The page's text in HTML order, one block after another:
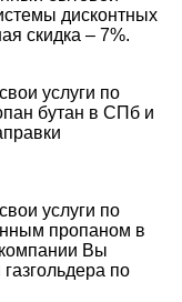
дисконтных
скидка – 7%.
услуги по
бутан в СПб и
услуги по
пропаном в
Вы
по